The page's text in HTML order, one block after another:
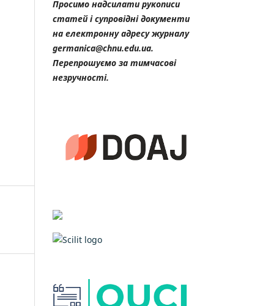
Просимо надсилати рукописи
статей і супровідні документи
на електронну адресу журналу
germanica@chnu.edu.ua.
Перепрошуємо за тимчасові
незручності.